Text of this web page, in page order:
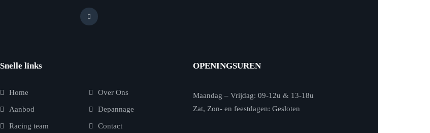
Snelle links
Home Over Ons
Aanbod Depannage
Racing team Contact
OPENINGSUREN
Maandag – Vrijdag: 09-12u & 13-18u
Zat, Zon- en feestdagen: Gesloten